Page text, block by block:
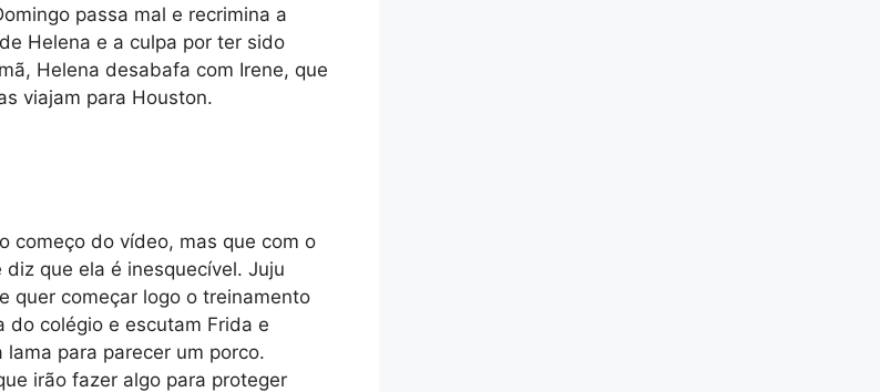
passa mal e recrimina a
Helena e a culpa por ter sido
Helena desabafa com Irene, que
viajam para Houston.
começo do vídeo, mas que com o
que ela é inesquecível. Juju
quer começar logo o treinamento
do colégio e escutam Frida e
para parecer um porco.
irão fazer algo para proteger